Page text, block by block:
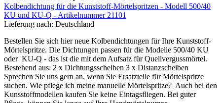
Kolbendichtung für die Kunststoff-Mörtelspritzen - Modell 500/40
KU und KU-Q - Artikelnummer 21101
Lieferung nach: Deutschland
Bestellen Sie sich hier neue Kolbendichtungen für Ihre Kunststoff-
Mörtelspritze. Die Dichtungen passen für die Modelle 500/40 KU
oder KU-Q - das ist die mit dem Aufsatz für Quellvergussmörtel.
Bestehend aus: 2 x Dichtungsscheiben 3 x Distanzscheiben
Sprechen Sie uns gern an, wenn Sie Ersatzteile für Mörtelspritze
suchen. Wie pflege ich meine manuelle Mörtelspritze? Auch bei den
Kunsstoffmodellen kaufen Sie keine Eintagsfliegen. Bei guter